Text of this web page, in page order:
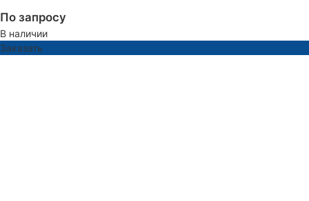
По запросу
В наличии
Заказать